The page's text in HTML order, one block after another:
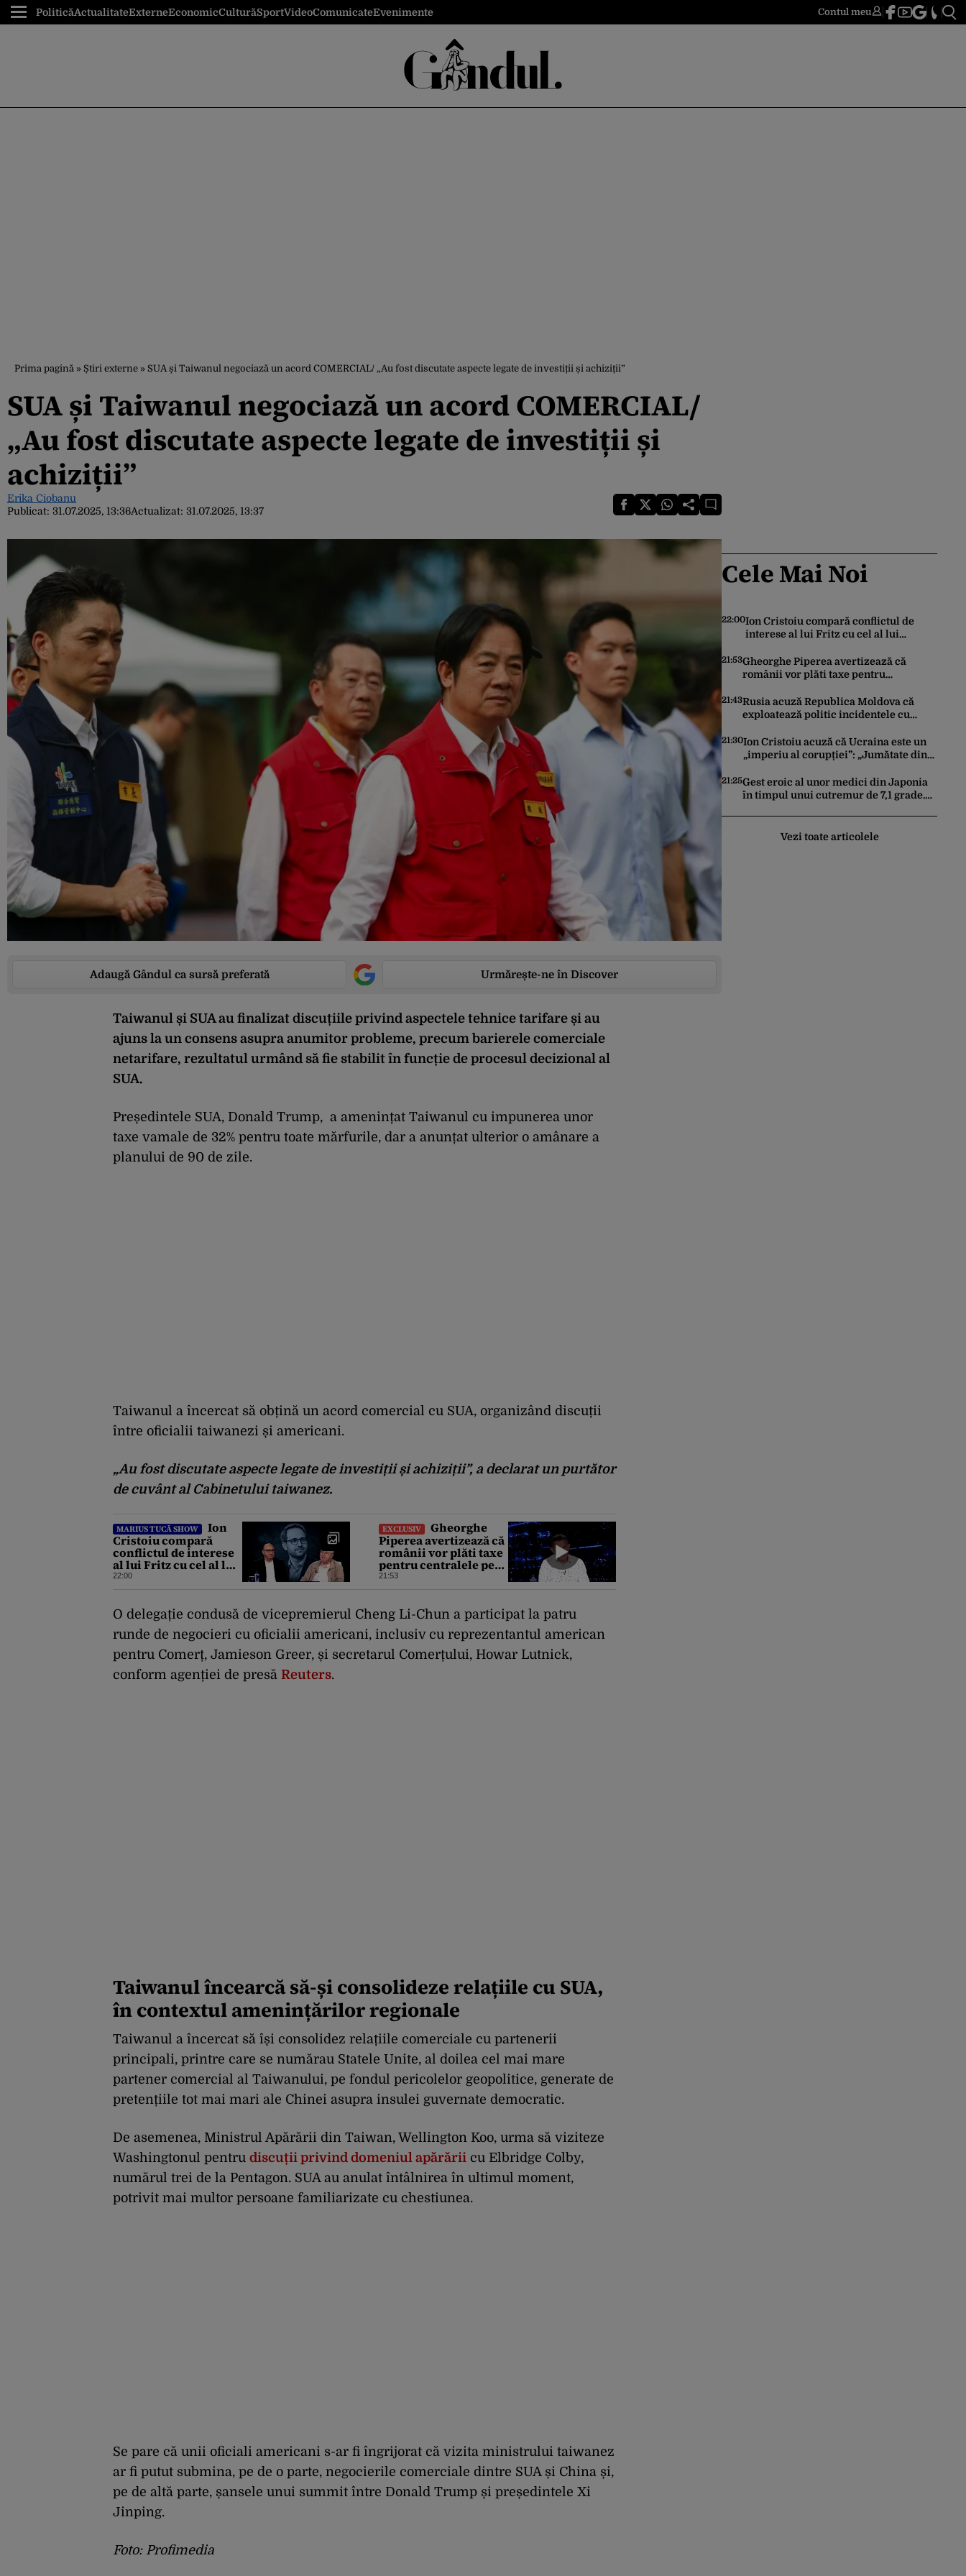
PoliticăActualitateExterneEconomicCulturăSportVideoComunicateEvenimente Contul meu
Prima pagină » Știri externe » SUA și Taiwanul negociază un acord COMERCIAL/ „Au fost discutate aspecte legate de investiții și achiziții”
SUA și Taiwanul negociază un acord COMERCIAL/
„Au fost discutate aspecte legate de investiții și
achiziții”
Erika Ciobanu
Publicat: 31.07.2025, 13:36Actualizat: 31.07.2025, 13:37
Adaugă Gândul ca sursă preferată Urmărește-ne în Discover
Taiwanul și SUA au finalizat discuțiile privind aspectele tehnice tarifare și au
ajuns la un consens asupra anumitor probleme, precum barierele comerciale
netarifare, rezultatul urmând să fie stabilit în funcție de procesul decizional al
SUA.
Președintele SUA, Donald Trump, a amenințat Taiwanul cu impunerea unor
taxe vamale de 32% pentru toate mărfurile, dar a anunțat ulterior o amânare a
planului de 90 de zile.
Taiwanul a încercat să obțină un acord comercial cu SUA, organizând discuții
între oficialii taiwanezi și americani.
„Au fost discutate aspecte legate de investiții și achiziții”, a declarat un purtător
de cuvânt al Cabinetului taiwanez.
MARIUS TUCĂ SHOW
Ion
Cristoiu compară
conflictul de interese
al lui Fritz cu cel al lui
Iohannis: „Ghinionul
incompatibil”
22:00
EXCLUSIV
Gheorghe
Piperea avertizează că
românii vor plăti taxe
pentru centralele pe
gaz și sobe sub formă
21:53
O delegație condusă de vicepremierul Cheng Li-Chun a participat la patru
runde de negocieri cu oficialii americani, inclusiv cu reprezentantul american
pentru Comerț, Jamieson Greer, și secretarul Comerțului, Howar Lutnick,
conform agenției de presă Reuters.
Taiwanul încearcă să-și consolideze relațiile cu SUA,
în contextul amenințărilor regionale
Taiwanul a încercat să își consolidez relațiile comerciale cu partenerii
principali, printre care se numărau Statele Unite, al doilea cel mai mare
partener comercial al Taiwanului, pe fondul pericolelor geopolitice, generate de
pretențiile tot mai mari ale Chinei asupra insulei guvernate democratic.
De asemenea, Ministrul Apărării din Taiwan, Wellington Koo, urma să viziteze
Washingtonul pentru discuții privind domeniul apărării cu Elbridge Colby,
numărul trei de la Pentagon. SUA au anulat întâlnirea în ultimul moment,
potrivit mai multor persoane familiarizate cu chestiunea.
Se pare că unii oficiali americani s-ar fi îngrijorat că vizita ministrului taiwanez
ar fi putut submina, pe de o parte, negocierile comerciale dintre SUA și China și,
pe de altă parte, șansele unui summit între Donald Trump și președintele Xi
Jinping.
Foto: Profimedia
Cele Mai Noi
22:00Ion Cristoiu compară conflictul de
interese al lui Fritz cu cel al lui
două instanțe l-au declarat
incompatibil”
21:53Gheorghe Piperea avertizează că
românii vor plăti taxe pentru
certificate de CO2
21:43Rusia acuză Republica Moldova că
exploatează politic incidentele cu
criticate de Moscova
21:30Ion Cristoiu acuză că Ucraina este un
„imperiu al corupției”: „Jumătate din
21:25Gest eroic al unor medici din Japonia
în timpul unui cutremur de 7,1 grade.
Vezi toate articolele